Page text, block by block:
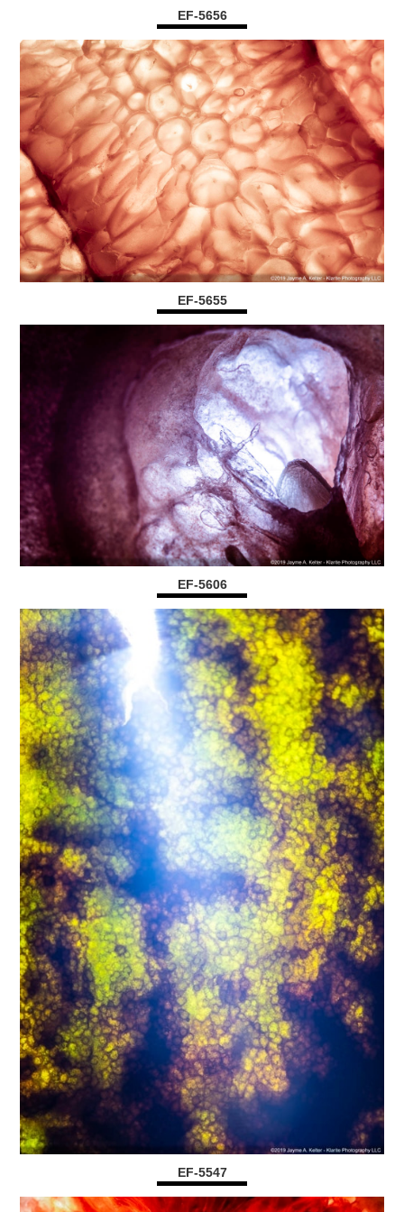
EF-5656
EF-5655
EF-5606
EF-5547